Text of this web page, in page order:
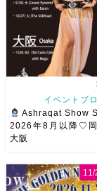
ましょー […]
です♡皆様にお会
うに
ご予約はメ
イベントブ
Ashraqat Show
2026年8月以降♡岡
大阪
11/